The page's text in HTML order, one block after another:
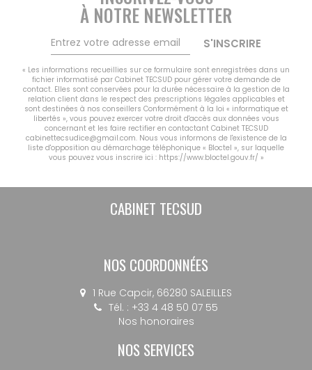
NOTRE GROUPE
Vousfinancer Narbonne
À NOTRE NEWSLETTER
S'INSCRIRE
« Les informations recueillies sur ce formulaire sont enregistrées dans un
fichier informatisé par Cabinet TECSUD pour gérer votre demande de
contact. Elles sont conservées pour la durée nécessaire à la gestion de la
relation client dans le respect des prescriptions légales applicables et
sont destinées à nos conseillers Conformément à la loi « informatique et
libertés », vous pouvez exercer votre droit d'accès aux données vous
concernant et les faire rectifier en contactant Cabinet TECSUD
cabinettecsudice@gmail.com. Nous vous informons de l'existence de la
liste d'opposition au démarchage téléphonique « Bloctel », sur laquelle
vous pouvez vous inscrire ici : https://www.bloctel.gouv.fr/ »
CABINET TECSUD
NOS COORDONNÉES
1 Rue Capcir, 66280 SALEILLES
Tél. : +33 4 48 50 07 55
Nos honoraires
NOS SERVICES